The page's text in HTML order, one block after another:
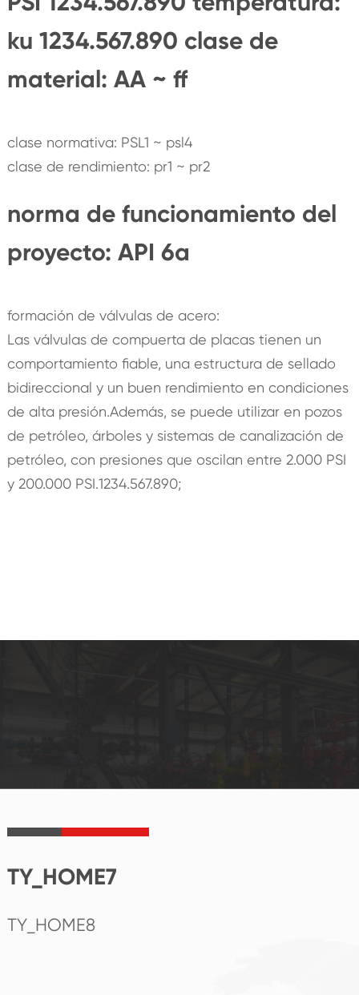
ku 1234.567.890 clase de
material: AA ~ ff
clase normativa: PSL1 ~ psl4
clase de rendimiento: pr1 ~ pr2
norma de funcionamiento del
proyecto: API 6a
formación de válvulas de acero:
Las válvulas de compuerta de placas tienen un
comportamiento fiable, una estructura de sellado
bidireccional y un buen rendimiento en condiciones
de alta presión.Además, se puede utilizar en pozos
de petróleo, árboles y sistemas de canalización de
petróleo, con presiones que oscilan entre 2.000 PSI
y 200.000 PSI.1234.567.890;
TY_HOME7
TY_HOME8